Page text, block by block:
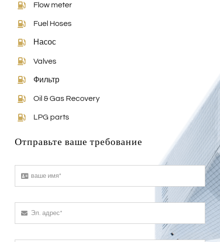
Flow meter
Fuel Hoses
Насос
Valves
Фильтр
Oil & Gas Recovery
LPG parts
Отправьте ваше требование